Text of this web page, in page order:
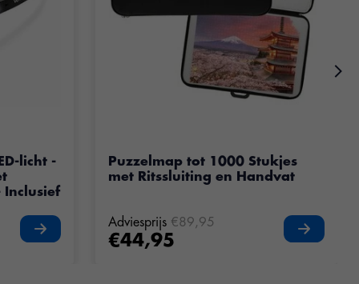
is
licht -
Puzzelmap tot 1000 Stukjes
met Ritssluiting en Handvat
Adviesprijs €89,95
€44,95